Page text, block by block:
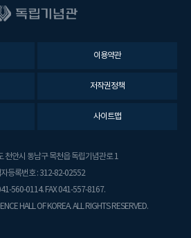
이용약관
저작권정책
사이트맵
천안시 동남구 목천읍 독립기념관로 1
등록번호 : 312-82-02552
560-0114. FAX 041-557-8167.
HALL OF KOREA. ALL RIGHTS RESERVED.